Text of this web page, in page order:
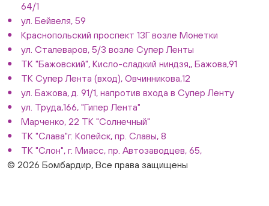
64/1
ул. Бейвеля, 59
Краснопольский проспект 13Г возле Монетки
ул. Сталеваров, 5/3 возле Супер Ленты
ТК "Бажовский", Кисло-сладкий ниндзя,, Бажова,91
ТК Супер Лента (вход), Овчинникова,12
ул. Бажова, д. 91/1, напротив входа в Супер Ленту
ул. Труда,166, "Гипер Лента"
Марченко, 22 ТК "Солнечный"
ТК "Слава"г. Копейск, пр. Славы, 8
ТК "Слон", г. Миасс, пр. Автозаводцев, 65,
© 2026 Бомбардир, Все права защищены